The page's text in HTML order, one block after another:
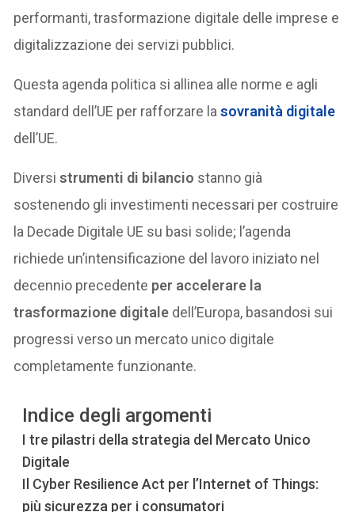
performanti, trasformazione digitale delle imprese e
digitalizzazione dei servizi pubblici.
Questa agenda politica si allinea alle norme e agli
standard dell’UE per rafforzare lasovranità digitale
dell’UE.
Diversistrumenti di bilancio stanno già
sostenendo gli investimenti necessari per costruire
la Decade Digitale UE su basi solide; l’agenda
richiede un’intensificazione del lavoro iniziato nel
decennio precedente per accelerare la
trasformazione digitale dell’Europa, basandosi sui
progressi verso un mercato unico digitale
completamente funzionante.
Indice degli argomenti
I tre pilastri della strategia del Mercato Unico
Digitale
Il Cyber Resilience Act per l’Internet of Things:
più sicurezza per i consumatori